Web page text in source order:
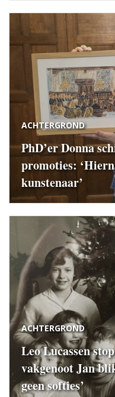
ACHTERGROND
PhD’er Donna
promoties:
kunstenaar’
ACHTERGROND
Leo Lucassen
vakgenoot Jan
geen softies’